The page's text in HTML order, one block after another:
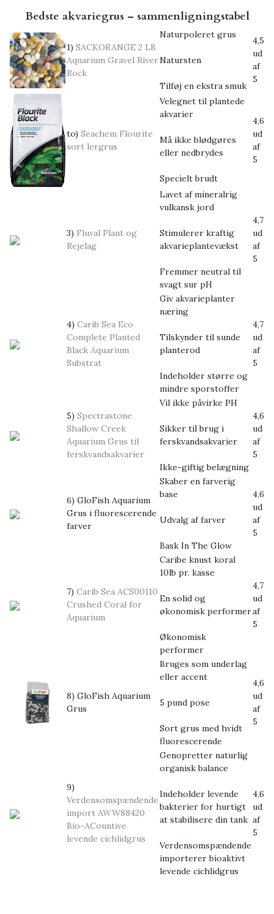
Bedste akvariegrus – sammenligningstabel
1) SACKORANGE 2 LB
Aquarium Gravel River
Rock
Naturpoleret grus
Natursten
Tilføj en ekstra smuk
4,5
ud
af
5
to) Seachem Flourite
sort lergrus
Velegnet til plantede
akvarier
Må ikke blødgøres
eller nedbrydes
Specielt brudt
4,6
ud
af
5
3) Fluval Plant og
Rejelag
Lavet af mineralrig
vulkansk jord
Stimulerer kraftig
akvarieplantevækst
Fremmer neutral til
svagt sur pH
4,7
ud
af
5
4) Carib Sea Eco
Complete Planted
Black Aquarium
Substrat
Giv akvarieplanter
næring
Tilskynder til sunde
planterod
Indeholder større og
mindre sporstoffer
4,7
ud
af
5
5) Spectrastone
Shallow Creek
Aquarium Grus til
ferskvandsakvarier
Vil ikke påvirke PH
Sikker til brug i
ferskvandsakvarier
Ikke-giftig belægning
4,6
ud
af
5
6) GloFish Aquarium
Grus i fluorescerende
farver
Skaber en farverig
base
Udvalg af farver
Bask In The Glow
4,6
ud
af
5
7) Carib Sea ACS00110
Crushed Coral for
Aquarium
Caribe knust koral
10lb pr. kasse
En solid og
økonomisk performer
Økonomisk
performer
4,7
ud
af
5
8) GloFish Aquarium
Grus
Bruges som underlag
eller accent
5 pund pose
Sort grus med hvidt
fluorescerende
4,6
ud
af
5
9)
Verdensomspændende
import AWW88420
Bio-ACountive
levende cichlidgrus
Genopretter naturlig
organisk balance
Indeholder levende
bakterier for hurtigt
at stabilisere din tank
Verdensomspændende
importerer bioaktivt
levende cichlidgrus
4,6
ud
af
5